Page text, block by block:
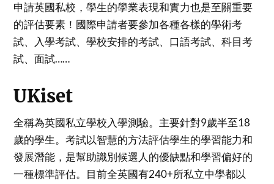
申請英國私校，學生的學業表現和實力也是至關重要
的評估要素！國際申請者要參加各種各樣的學術考
試、入學考試、學校安排的考試、口語考試、科目考
試、面試……
UKiset
全稱為英國私立學校入學測驗。主要針對9歲半至18
歲的學生。考試以智慧的方法評估學生的學習能力和
發展潛能，是幫助識別候選人的優缺點和學習偏好的
一種標準評估。目前全英國有240+所私立中學都以